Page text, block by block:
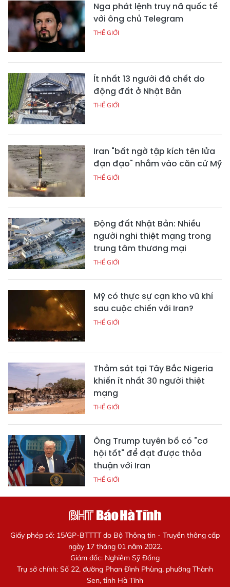
Nga phát lệnh truy nã quốc tế
với ông chủ Telegram
THẾ GIỚI
Ít nhất 13 người đã chết do
động đất ở Nhật Bản
THẾ GIỚI
Iran "bất ngờ tập kích tên lửa
đạn đạo" nhằm vào căn cứ Mỹ
THẾ GIỚI
Động đất Nhật Bản: Nhiều
người nghi thiệt mạng trong
trung tâm thương mại
THẾ GIỚI
Mỹ có thực sự cạn kho vũ khí
sau cuộc chiến với Iran?
THẾ GIỚI
Thảm sát tại Tây Bắc Nigeria
khiến ít nhất 30 người thiệt
mạng
THẾ GIỚI
Ông Trump tuyên bố có "cơ
hội tốt" để đạt được thỏa
thuận với Iran
THẾ GIỚI
Giấy phép số: 15/GP-BTTTT do Bộ Thông tin - Truyền thông cấp
ngày 17 tháng 01 năm 2022.
Giám đốc: Nghiêm Sỹ Đống
Trụ sở chính: Số 22, đường Phan Đình Phùng, phường Thành
Sen, tỉnh Hà Tĩnh